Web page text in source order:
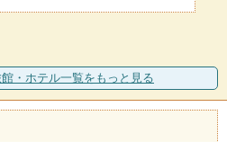
館・ホテル一覧をもっと見る